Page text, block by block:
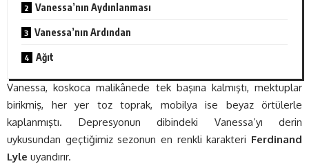
Vanessa’nın Aydınlanması
Vanessa’nın Ardından
Ağıt
Vanessa, koskoca malikânede tek başına kalmıştı, mektuplar
birikmiş, her yer toz toprak, mobilya ise beyaz örtülerle
kaplanmıştı. Depresyonun dibindeki Vanessa’yı derin
uykusundan geçtiğimiz sezonun en renkli karakteri Ferdinand
Lyle uyandırır.